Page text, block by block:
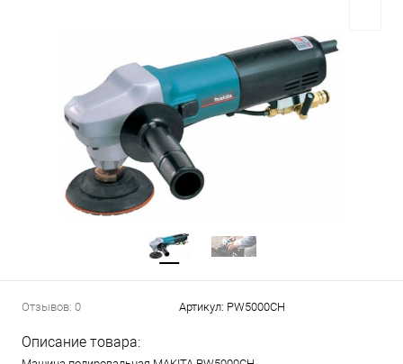
Отзывов: 0 Артикул: PW5000CH
Описание товара: